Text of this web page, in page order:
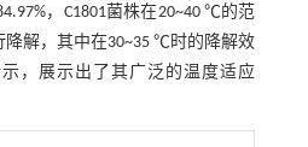
，C1801菌株在20~40 ℃的范
降解，其中在30~35 ℃时的降解效
，展示出了其广泛的温度适应